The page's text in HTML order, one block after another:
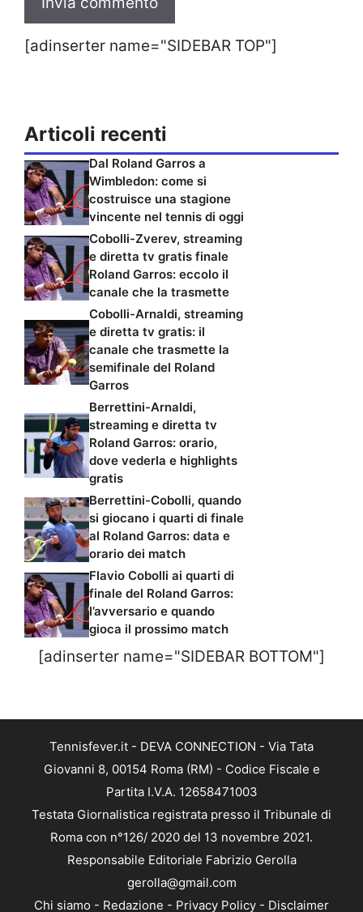
[adinserter name="SIDEBAR TOP"]
Articoli recenti
Dal Roland Garros a
Wimbledon: come si
costruisce una stagione
vincente nel tennis di oggi
Cobolli-Zverev, streaming
e diretta tv gratis finale
Roland Garros: eccolo il
canale che la trasmette
Cobolli-Arnaldi, streaming
e diretta tv gratis: il
canale che trasmette la
semifinale del Roland
Garros
Berrettini-Arnaldi,
streaming e diretta tv
Roland Garros: orario,
dove vederla e highlights
gratis
Berrettini-Cobolli, quando
si giocano i quarti di finale
al Roland Garros: data e
orario dei match
Flavio Cobolli ai quarti di
finale del Roland Garros:
l’avversario e quando
gioca il prossimo match
[adinserter name="SIDEBAR BOTTOM"]
Tennisfever.it - DEVA CONNECTION - Via Tata
Giovanni 8, 00154 Roma (RM) - Codice Fiscale e
Partita I.V.A. 12658471003
Testata Giornalistica registrata presso il Tribunale di
Roma con n°126/ 2020 del 13 novembre 2021.
Responsabile Editoriale Fabrizio Gerolla
gerolla@gmail.com
Chi siamo - Redazione - Privacy Policy - Disclaimer